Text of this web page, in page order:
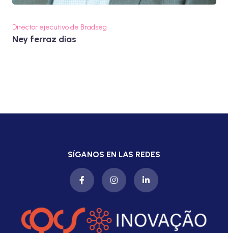
Director ejecutivo de Bradseg
Ney ferraz dias
SÍGANOS EN LAS REDES